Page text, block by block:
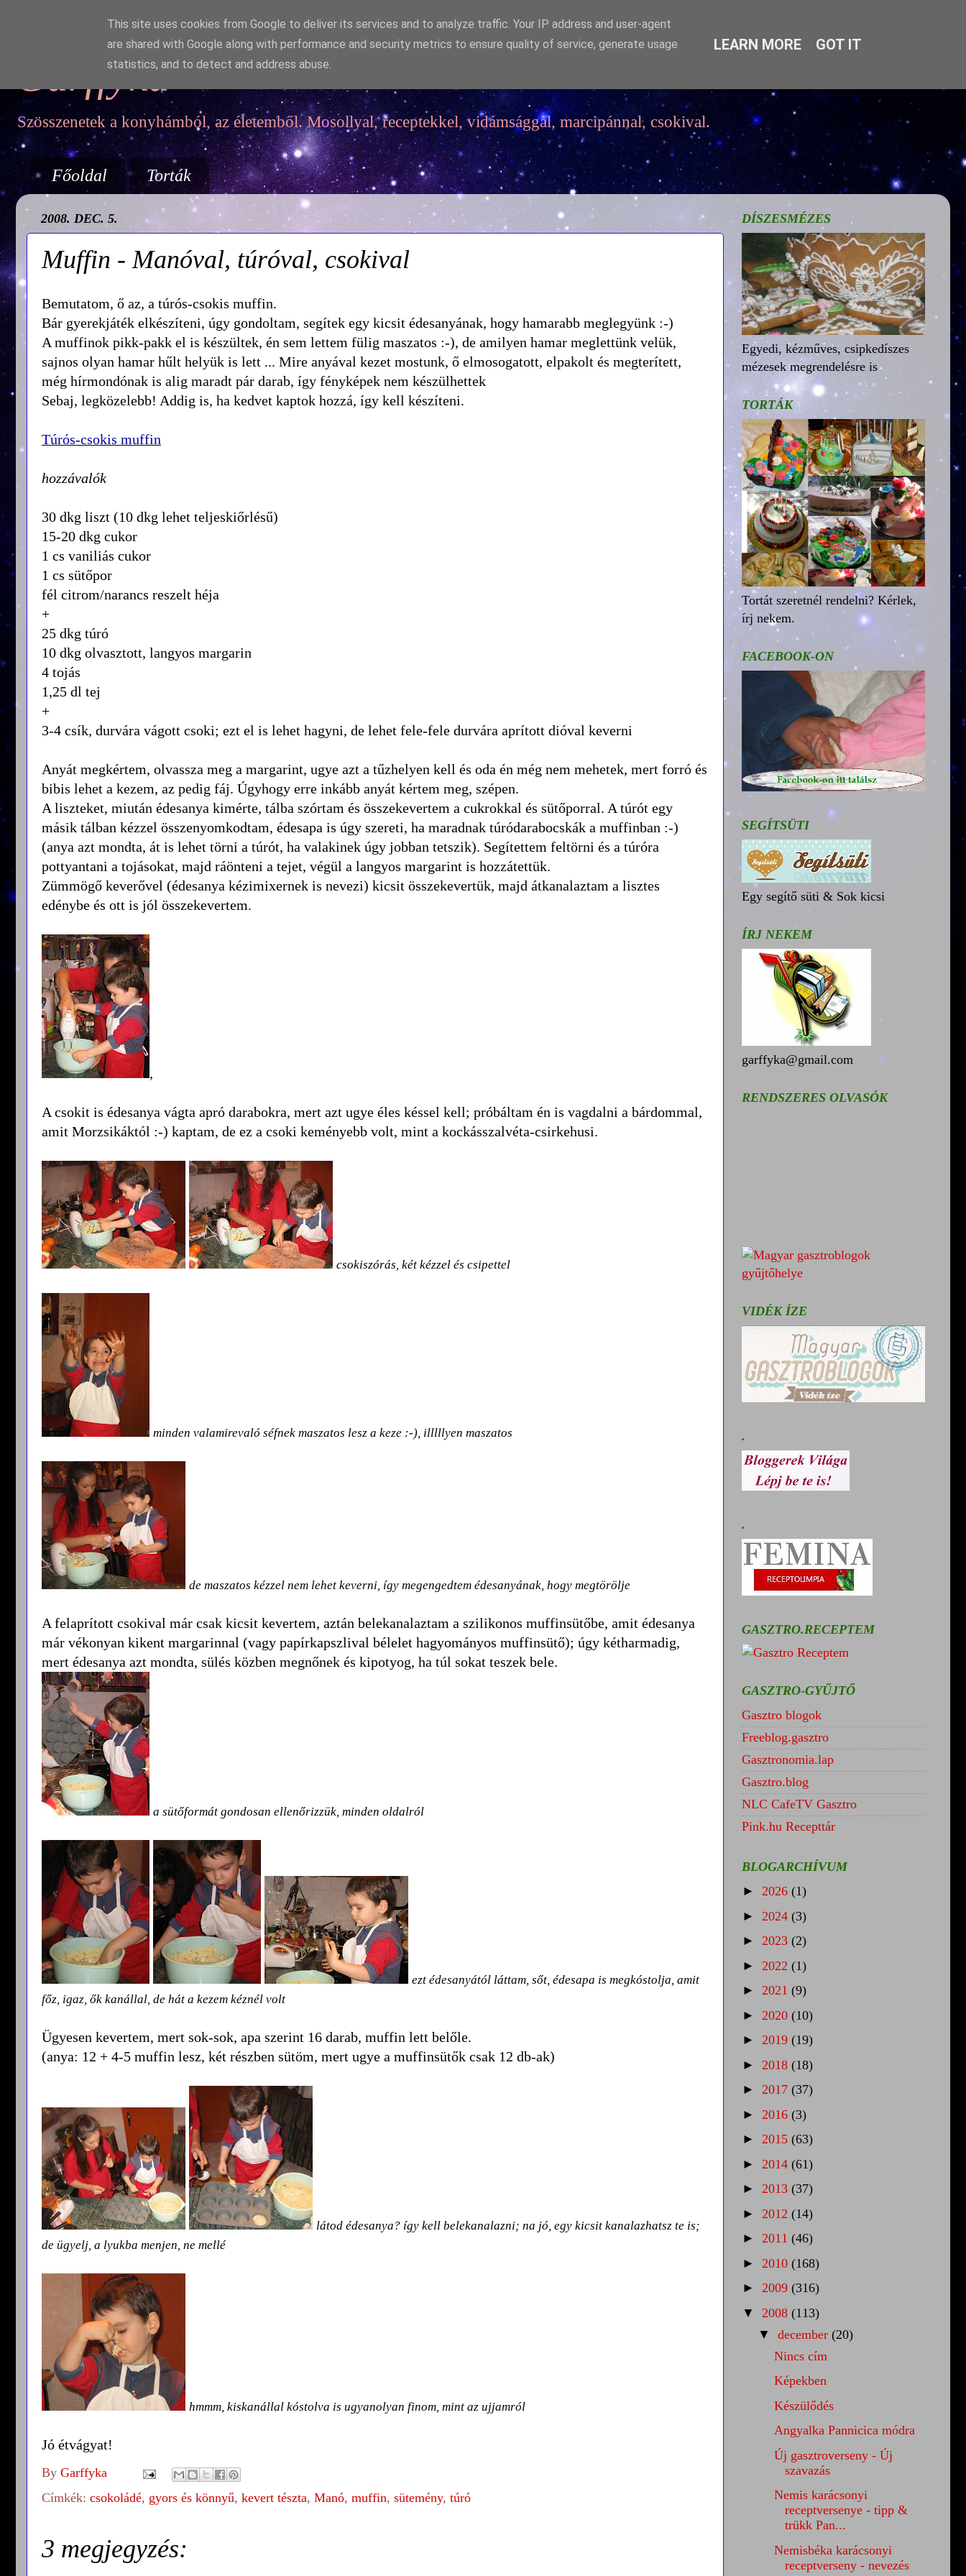
Garffyka
Szösszenetek a konyhámból, az életemből. Mosollyal, receptekkel, vidámsággal, marcipánnal, csokival.
Főoldal Torták
2008. DEC. 5.
Muffin - Manóval, túróval, csokival
Bemutatom, ő az, a túrós-csokis muffin.
Bár gyerekjáték elkészíteni, úgy gondoltam, segítek egy kicsit édesanyának, hogy hamarabb meglegyünk :-)
A muffinok pikk-pakk el is készültek, én sem lettem fülig maszatos :-), de amilyen hamar meglettünk velük,
sajnos olyan hamar hűlt helyük is lett ... Mire anyával kezet mostunk, ő elmosogatott, elpakolt és megterített,
még hírmondónak is alig maradt pár darab, így fényképek nem készülhettek
Sebaj, legközelebb! Addig is, ha kedvet kaptok hozzá, így kell készíteni.
Túrós-csokis muffin
hozzávalók
30 dkg liszt (10 dkg lehet teljeskiőrlésű)
15-20 dkg cukor
1 cs vaniliás cukor
1 cs sütőpor
fél citrom/narancs reszelt héja
+
25 dkg túró
10 dkg olvasztott, langyos margarin
4 tojás
1,25 dl tej
+
3-4 csík, durvára vágott csoki; ezt el is lehet hagyni, de lehet fele-fele durvára aprított dióval keverni
Anyát megkértem, olvassza meg a margarint, ugye azt a tűzhelyen kell és oda én még nem mehetek, mert forró és
bibis lehet a kezem, az pedig fáj. Úgyhogy erre inkább anyát kértem meg, szépen.
A liszteket, miután édesanya kimérte, tálba szórtam és összekevertem a cukrokkal és sütőporral. A túrót egy
másik tálban kézzel összenyomkodtam, édesapa is úgy szereti, ha maradnak túródarabocskák a muffinban :-)
(anya azt mondta, át is lehet törni a túrót, ha valakinek úgy jobban tetszik). Segítettem feltörni és a túróra
pottyantani a tojásokat, majd ráönteni a tejet, végül a langyos margarint is hozzátettük.
Zümmögő keverővel (édesanya kézimixernek is nevezi) kicsit összekevertük, majd átkanalaztam a lisztes
edénybe és ott is jól összekevertem.
,
A csokit is édesanya vágta apró darabokra, mert azt ugye éles késsel kell; próbáltam én is vagdalni a bárdommal,
amit Morzsikáktól :-) kaptam, de ez a csoki keményebb volt, mint a kockásszalvéta-csirkehusi.
csokiszórás, két kézzel és csipettel
minden valamirevaló séfnek maszatos lesz a keze :-), illlllyen maszatos
de maszatos kézzel nem lehet keverni, így megengedtem édesanyának, hogy megtörölje
A felaprított csokival már csak kicsit kevertem, aztán belekanalaztam a szilikonos muffinsütőbe, amit édesanya
már vékonyan kikent margarinnal (vagy papírkapszlival bélelet hagyományos muffinsütő); úgy kétharmadig,
mert édesanya azt mondta, sülés közben megnőnek és kipotyog, ha túl sokat teszek bele.
a sütőformát gondosan ellenőrizzük, minden oldalról
ezt édesanyától láttam, sőt, édesapa is megkóstolja, amit
főz, igaz, ők kanállal, de hát a kezem kéznél volt
Ügyesen kevertem, mert sok-sok, apa szerint 16 darab, muffin lett belőle.
(anya: 12 + 4-5 muffin lesz, két részben sütöm, mert ugye a muffinsütők csak 12 db-ak)
látod édesanya? így kell belekanalazni; na jó, egy kicsit kanalazhatsz te is;
de ügyelj, a lyukba menjen, ne mellé
hmmm, kiskanállal kóstolva is ugyanolyan finom, mint az ujjamról
Jó étvágyat!
By Garffyka
Címkék: csokoládé, gyors és könnyű, kevert tészta, Manó, muffin, sütemény, túró
3 megjegyzés:
DÍSZESMÉZES
Egyedi, kézműves, csipkedíszes
mézesek megrendelésre is
TORTÁK
Tortát szeretnél rendelni? Kérlek,
írj nekem.
FACEBOOK-ON
SEGÍTSÜTI
Egy segítő süti & Sok kicsi
ÍRJ NEKEM
garffyka@gmail.com
RENDSZERES OLVASÓK
VIDÉK ÍZE
.
.
GASZTRO.RECEPTEM
GASZTRO-GYŰJTŐ
Gasztro blogok
Freeblog.gasztro
Gasztronomia.lap
Gasztro.blog
NLC CafeTV Gasztro
Pink.hu Recepttár
BLOGARCHÍVUM
► 2026 (1)
► 2024 (3)
► 2023 (2)
► 2022 (1)
► 2021 (9)
► 2020 (10)
► 2019 (19)
► 2018 (18)
► 2017 (37)
► 2016 (3)
► 2015 (63)
► 2014 (61)
► 2013 (37)
► 2012 (14)
► 2011 (46)
► 2010 (168)
► 2009 (316)
▼ 2008 (113)
▼ december (20)
Nincs cím
Képekben
Készülődés
Angyalka Pannicica módra
Új gasztroverseny - Új
szavazás
Nemis karácsonyi
receptversenye - tipp &
trükk Pan...
Nemisbéka karácsonyi
receptverseny - nevezés
This site uses cookies from Google to deliver its services and to analyze traffic. Your IP address and user-agent
are shared with Google along with performance and security metrics to ensure quality of service, generate usage
statistics, and to detect and address abuse.
LEARN MORE GOT IT